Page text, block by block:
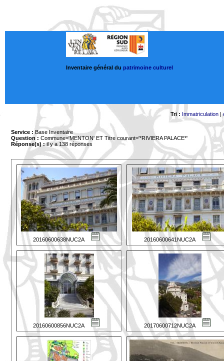
Inventaire général du patrimoine culturel
Tri : Immatriculation|
Service : Base Inventaire
Question : Commune='MENTON' ET Titre courant='*RIVIERA PALACE*'
Réponse(s) :il y a 138 réponses
20160600638NUC2A 20160600641NUC2A
20160600856NUC2A 20170600712NUC2A